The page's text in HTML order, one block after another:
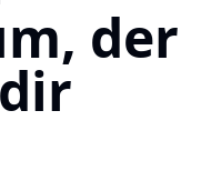
der